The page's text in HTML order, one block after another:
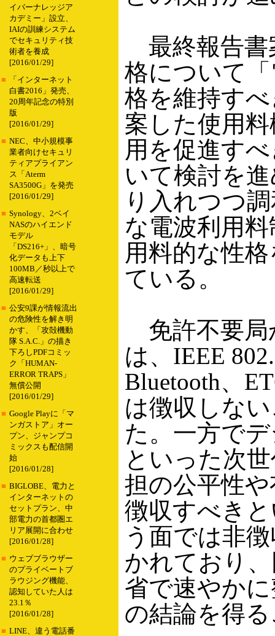
イバーナレッジア
カデミー」設立、
IAIの訓練システム
でセキュリティ技
術者を養成
[2016/01/29]
■
「インターネット
白書2016」発売、
20周年記念の特別
版
[2016/01/29]
■ NEC、中小規模事
業者向けセキュリ
ティアプライアン
ス「Aterm
SA3500G」を発売
[2016/01/29]
■ Synology、2ベイ
NASのハイエンド
モデル
「DS216+」、暗号
化データも上下
100MB／秒以上で
高速転送
[2016/01/29]
■ 公安9課が情報流出
の危険性を解き明
かす、「攻殻機動
隊 S.A.C.」の描き
下ろしPDFコミッ
ク「HUMAN-
ERROR TRAPS」
無償公開
[2016/01/29]
■ Google Playに「マ
ンガストア」オー
プン、ジャンプコ
ミックスも配信開
始
[2016/01/28]
■ BIGLOBE、電力と
インターネットの
セットプラン、中
部電力の首都圏エ
リア展開に合わせ
[2016/01/28]
■ ウェブブラウザー
のプライベートブ
ラウジング機能、
認知していた人は
23.1％
[2016/01/28]
■ LINE、違う電話番
最終報告書
格について
格を維持す
案した使用
用を促進す
いて検討を
り入れつつ
な電波利用
用料的な性
ている。
免許不要局
は、IEEE
Bluetooth、
は徴収しな
た。一方で
といった次
担の公平性
徴収すべき
う面では非
かれており
省で速やか
の結論を得